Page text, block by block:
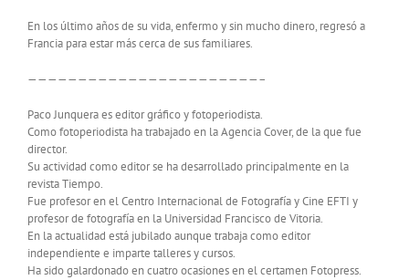
En los último años de su vida, enfermo y sin mucho dinero, regresó a
Francia para estar más cerca de sus familiares.
———————————————————————–
Paco Junquera es editor gráfico y fotoperiodista.
Como fotoperiodista ha trabajado en la Agencia Cover, de la que fue
director.
Su actividad como editor se ha desarrollado principalmente en la
revista Tiempo.
Fue profesor en el Centro Internacional de Fotografía y Cine EFTI y
profesor de fotografía en la Universidad Francisco de Vitoria.
En la actualidad está jubilado aunque trabaja como editor
independiente e imparte talleres y cursos.
Ha sido galardonado en cuatro ocasiones en el certamen Fotopress.